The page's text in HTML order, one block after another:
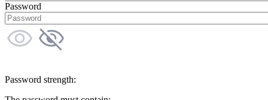
Password
Password strength: